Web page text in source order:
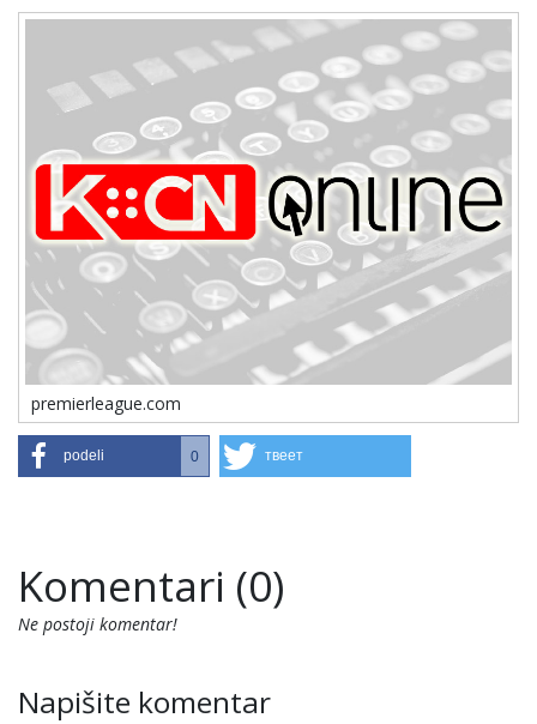
premierleague.com
podeli 0 твеет
Komentari (0)
Ne postoji komentar!
Napišite komentar